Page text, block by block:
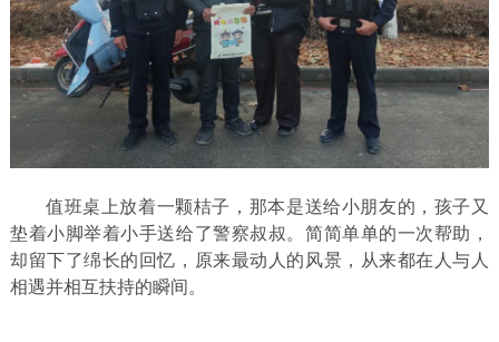
值班桌上放着一颗桔子，那本是送给小朋友的，孩子又
垫着小脚举着小手送给了警察叔叔。简简单单的一次帮助，
却留下了绵长的回忆，原来最动人的风景，从来都在人与人
相遇并相互扶持的瞬间。